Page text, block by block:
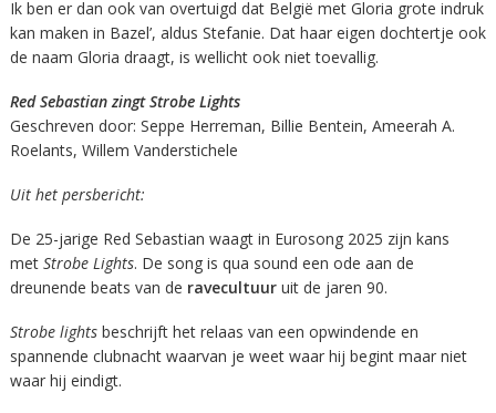
Ik ben er dan ook van overtuigd dat België met Gloria grote indruk
kan maken in Bazel’, aldus Stefanie. Dat haar eigen dochtertje ook
de naam Gloria draagt, is wellicht ook niet toevallig.
Red Sebastian zingt Strobe Lights
Geschreven door: Seppe Herreman, Billie Bentein, Ameerah A.
Roelants, Willem Vanderstichele
Uit het persbericht:
De 25-jarige Red Sebastian waagt in Eurosong 2025 zijn kans
metStrobe Lights. De song is qua sound een ode aan de
dreunende beats van de ravecultuuruit de jaren 90.
Strobe lightsbeschrijft het relaas van een opwindende en
spannende clubnacht waarvan je weet waar hij begint maar niet
waar hij eindigt.